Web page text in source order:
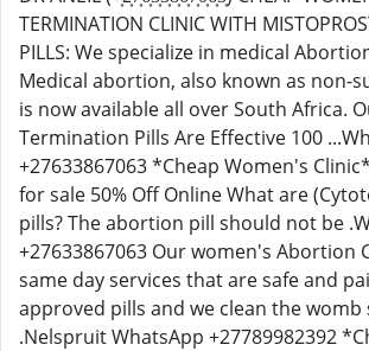
TERMINATION CLINIC WITH
PILLS: We specialize in medical
Medical abortion, also known as non-
is now available all over South Africa.
Termination Pills Are Effective 100
+27633867063 *Cheap Women's
for sale 50% Off Online What are
pills? The abortion pill should not be
+27633867063 Our women's Abortion
same day services that are safe and
approved pills and we clean the
.Nelspruit WhatsApp +27789982392